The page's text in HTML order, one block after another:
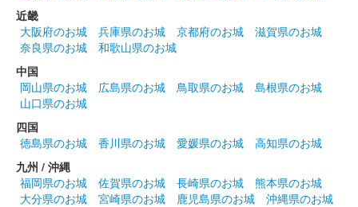
姫路城 御城印 令和七年巳年 白色
干支である蛇と姫路城の絵が描かれたデザインが和紙に印刷され
ている。
姫路城 御城印
販売終了
近畿
大阪府のお城
兵庫県のお城 京都府のお城
滋賀県のお城
奈良県のお城
和歌山県のお城
中国
岡山県のお城
広島県のお城 鳥取県のお城
島根県のお城
山口県のお城
四国
徳島県のお城
香川県のお城 愛媛県のお城
高知県のお城
九州 / 沖縄
福岡県のお城
佐賀県のお城 長崎県のお城
熊本県のお城
大分県のお城
宮崎県のお城 鹿児島県のお城 沖縄県のお城